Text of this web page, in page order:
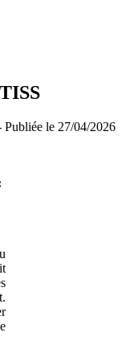
Publiée le 27/04/2026